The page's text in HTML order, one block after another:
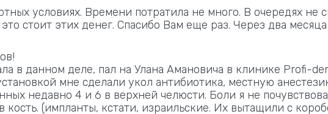
условиях. Времени потратила не много. В очередях не
стоит этих денег. Спасибо Вам еще раз. Через два
в данном деле, пал на Улана Амановича в клинике Profi-
мне сделали укол антибиотика, местную
недавно 4 и 6 в верхней челюсти. Боли я не
(импланты, кстати, израильские. Их вытащили с